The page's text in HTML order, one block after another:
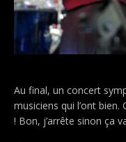
Au final, un concert
musiciens qui l’ont bien.
! Bon, j’arrête sinon ça